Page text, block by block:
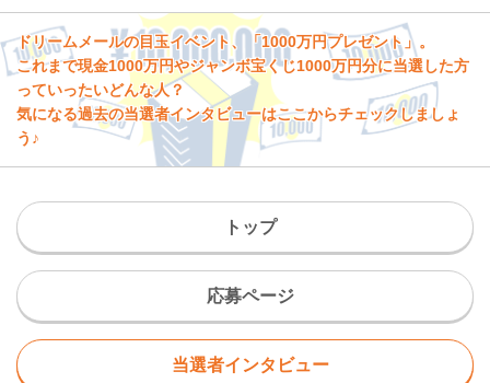
ドリームメールの目玉イベント、「1000万円プレゼント」。
これまで現金1000万円やジャンボ宝くじ1000万円分に当選した方
っていったいどんな人？
気になる過去の当選者インタビューはここからチェックしましょ
う♪
トップ
応募ページ
当選者インタビュー